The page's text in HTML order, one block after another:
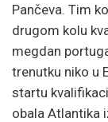
Pančeva. Tim
drugom kolu
megdan
trenutku niko u
startu
obala Atlantika